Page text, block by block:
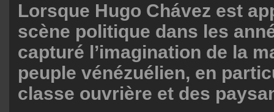
Lorsque Hugo Chávez est
scène politique dans les
capturé l’imagination de la
peuple vénézuélien, en
classe ouvrière et des